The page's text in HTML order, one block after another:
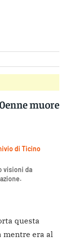
muore
di Ticino
visioni da
questa
mentre era al